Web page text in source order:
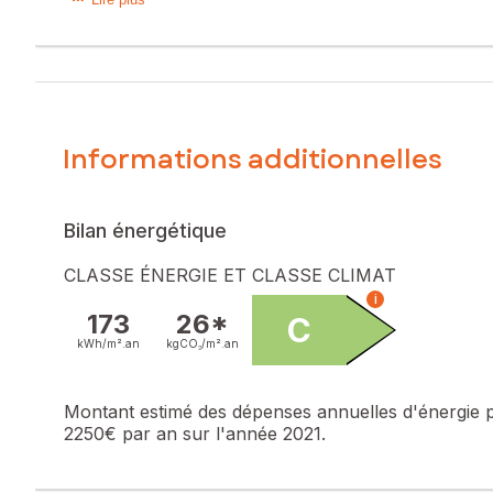
équipée, moderne et fonctionnelle est ouverte sur la
Un garage et un abris de jardin complètent l'ensemble.
Les informations sur les risques auxquels ce bien est
Honoraires charge vendeur
Contactez votre conseiller SAFTI : Stéphanie LEGUAY,
675
Informations additionnelles
Bilan énergétique
CLASSE ÉNERGIE ET CLASSE CLIMAT
173
kWh/m². an
26*
kgCO₂/m². an C
i
Montant estimé des dépenses annuelles d'énergie
2250€ par an sur l'année 2021.